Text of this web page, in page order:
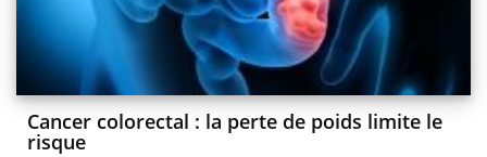
Cancer colorectal : la perte de poids limite le
risque